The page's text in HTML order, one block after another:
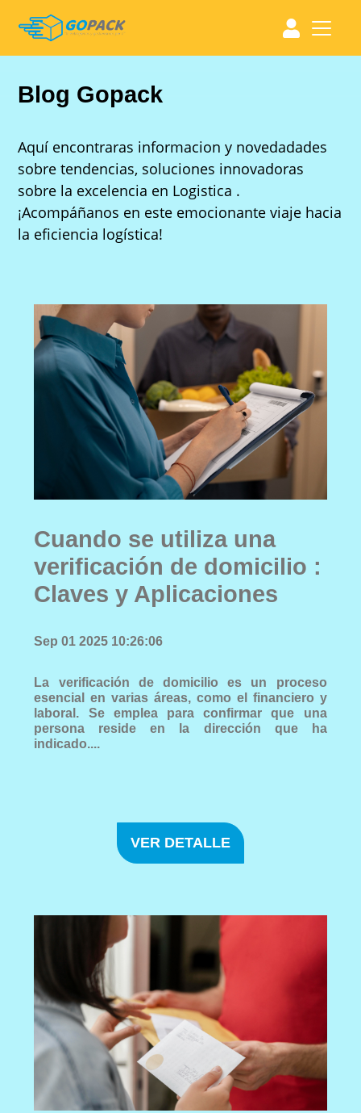
Blog Gopack
Aquí encontraras informacion y novedadades
sobre tendencias, soluciones innovadoras
sobre la excelencia en Logistica .
¡Acompáñanos en este emocionante viaje hacia
la eficiencia logística!
Cuando se utiliza una
verificación de domicilio :
Claves y Aplicaciones
Sep 01 2025 10:26:06
La verificación de domicilio es un proceso
esencial en varias áreas, como el financiero y
laboral. Se emplea para confirmar que una
persona reside en la dirección que ha
indicado....
VER DETALLE